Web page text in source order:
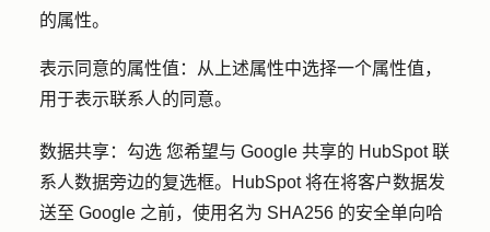
的属性。
表示同意的属性值： 从上述属性中选择一个属性值，
用于表示联系人的同意。
数据共享：勾选 您希望与 Google 共享的 HubSpot 联
系人数据旁边的复选框。HubSpot 将在将客户数据发
送至 Google 之前，使用名为 SHA256 的安全单向哈